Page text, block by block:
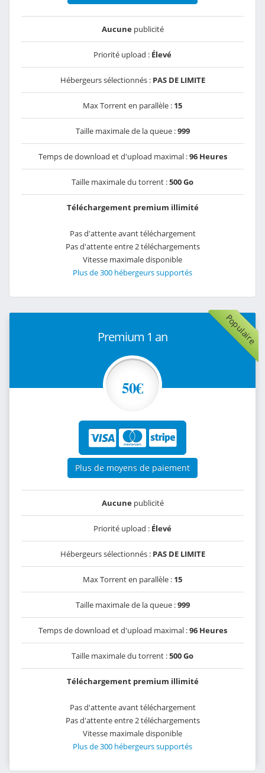
Aucunepublicité
Priorité upload : Élevé
Hébergeurs sélectionnés : PAS DE LIMITE
Max Torrent en parallèle : 15
Taille maximale de la queue :999
Temps de download et d'upload maximal :96 Heures
Taille maximale du torrent :500 Go
Téléchargement premium illimité
Pas d'attente avant téléchargement
Pas d'attente entre 2 téléchargements
Vitesse maximale disponible
Plus de 300 hébergeurs supportés
Populaire
Premium 1 an
50€
Plus de moyens de paiement
Aucunepublicité
Priorité upload : Élevé
Hébergeurs sélectionnés : PAS DE LIMITE
Max Torrent en parallèle : 15
Taille maximale de la queue :999
Temps de download et d'upload maximal :96 Heures
Taille maximale du torrent :500 Go
Téléchargement premium illimité
Pas d'attente avant téléchargement
Pas d'attente entre 2 téléchargements
Vitesse maximale disponible
Plus de 300 hébergeurs supportés